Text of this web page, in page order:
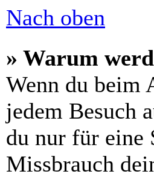
Nach oben
» Warum
Wenn du beim
jedem Besuch
du nur für eine
Missbrauch